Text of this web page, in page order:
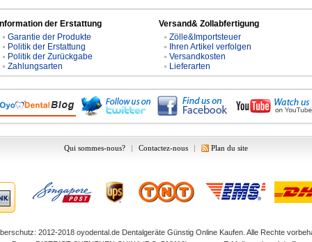
Information der Erstattung
Garantie der Produkte
Politik der Erstattung
Politik der Zurückgabe
Zahlungsarten
Versand& Zollabfertigung
Zölle&Importsteuer
Ihren Artikel verfolgen
Versandkosten
Lieferarten
Qui sommes-nous? | Contactez-nous | Plan du site
2012-2018 oyodental.de Dentalgeräte Günstig Online Kaufen. Alle Rechte